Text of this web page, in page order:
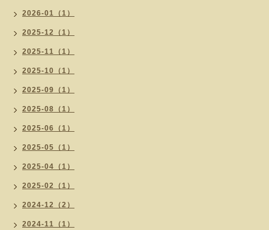
2026-01（1）
2025-12（1）
2025-11（1）
2025-10（1）
2025-09（1）
2025-08（1）
2025-06（1）
2025-05（1）
2025-04（1）
2025-02（1）
2024-12（2）
2024-11（1）